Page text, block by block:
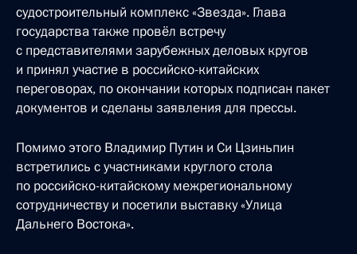
судостроительный комплекс «Звезда». Глава
государства также провёл встречу
с представителями зарубежных деловых кругов
и принял участие в российско-китайских
переговорах, по окончании которых подписан пакет
документов и сделаны заявления для прессы.
Помимо этого Владимир Путин и Си Цзиньпин
встретились с участниками круглого стола
по российско-китайскому межрегиональному
сотрудничеству и посетили выставку «Улица
Дальнего Востока».